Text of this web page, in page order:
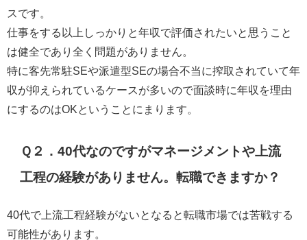
スです。
仕事をする以上しっかりと年収で評価されたいと思うこと
は健全であり全く問題がありません。
特に客先常駐SEや派遣型SEの場合不当に搾取されていて年
収が抑えられているケースが多いので面談時に年収を理由
にするのはOKということにまります。
Ｑ２．40代なのですがマネージメントや上流
工程の経験がありません。転職できますか？
40代で上流工程経験がないとなると転職市場では苦戦する
可能性があります。